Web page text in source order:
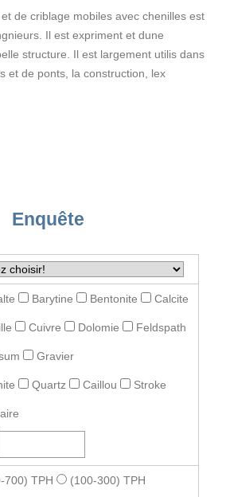
de criblage mobiles avec chenilles est
Il est expriment et dune
structure. Il est largement utilis dans
et de ponts, la construction, lex
Enquête
Barytine Bentonite Calcite
Cuivre Dolomie Feldspath
Gravier
Quartz Caillou Stroke
700) TPH (100-300) TPH